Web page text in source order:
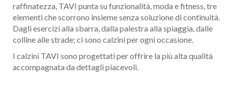
raffinatezza, TAVI punta su funzionalità, moda e fitness, tre
elementi che scorrono insieme senza soluzione di continuità.
Dagli esercizi alla sbarra, dalla palestra alla spiaggia, dalle
colline alle strade; ci sono calzini per ogni occasione.
I calzini TAVI sono progettati per offrire la più alta qualità
accompagnata da dettagli piacevoli.